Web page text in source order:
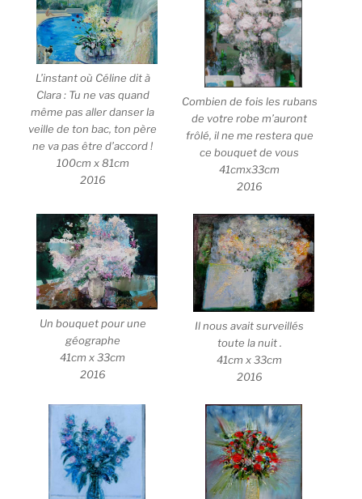
L’instant où Céline dit à
Clara : Tu ne vas quand
même pas aller danser la
veille de ton bac, ton père
ne va pas être d’accord !
100cm x 81cm
2016
Combien de fois les rubans
de votre robe m’auront
frôlé, il ne me restera que
ce bouquet de vous
41cmx33cm
2016
Un bouquet pour une
géographe
41cm x 33cm
2016
Il nous avait surveillés
toute la nuit .
41cm x 33cm
2016